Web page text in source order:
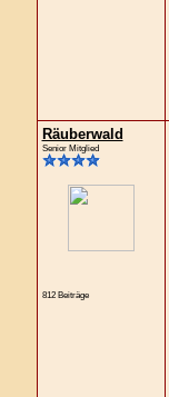
Räuberwald
Senior Mitglied
812 Beiträge